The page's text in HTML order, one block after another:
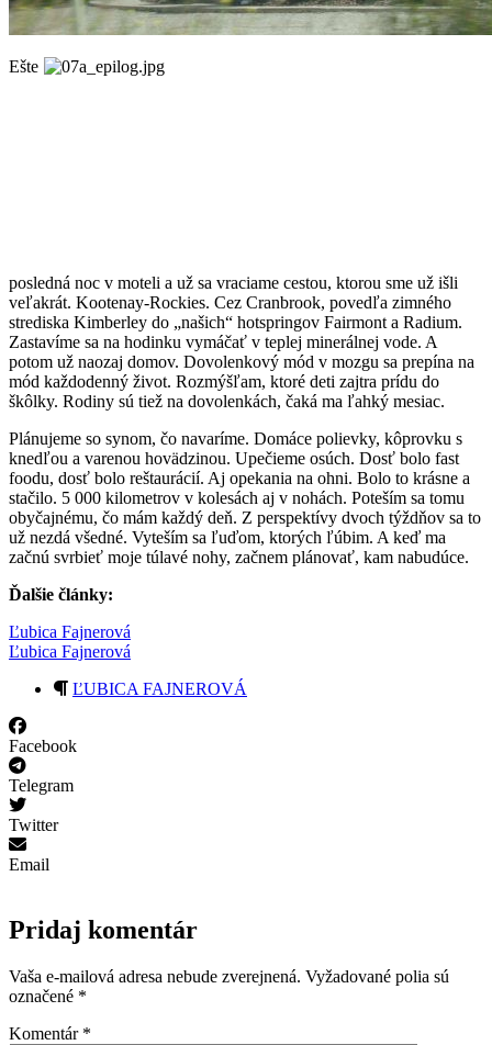
Ešte
posledná noc v moteli a už sa vraciame cestou, ktorou sme už išli
veľakrát. Kootenay-Rockies. Cez Cranbrook, povedľa zimného
strediska Kimberley do „našich“ hotspringov Fairmont a Radium.
Zastavíme sa na hodinku vymáčať v teplej minerálnej vode. A
potom už naozaj domov. Dovolenkový mód v mozgu sa prepína na
mód každodenný život. Rozmýšľam, ktoré deti zajtra prídu do
škôlky. Rodiny sú tiež na dovolenkách, čaká ma ľahký mesiac.
Plánujeme so synom, čo navaríme. Domáce polievky, kôprovku s
knedľou a varenou hovädzinou. Upečieme osúch. Dosť bolo fast
foodu, dosť bolo reštaurácií. Aj opekania na ohni. Bolo to krásne a
stačilo. 5 000 kilometrov v kolesách aj v nohách. Poteším sa tomu
obyčajnému, čo mám každý deň. Z perspektívy dvoch týždňov sa to
už nezdá všedné. Vyteším sa ľuďom, ktorých ľúbim. A keď ma
začnú svrbieť moje túlavé nohy, začnem plánovať, kam nabudúce.
Ďalšie články:
Ľubica Fajnerová
Ľubica Fajnerová
ĽUBICA FAJNEROVÁ
Facebook
Telegram
Twitter
Email
Pridaj komentár
Vaša e-mailová adresa nebude zverejnená. Vyžadované polia sú
označené *
Komentár *